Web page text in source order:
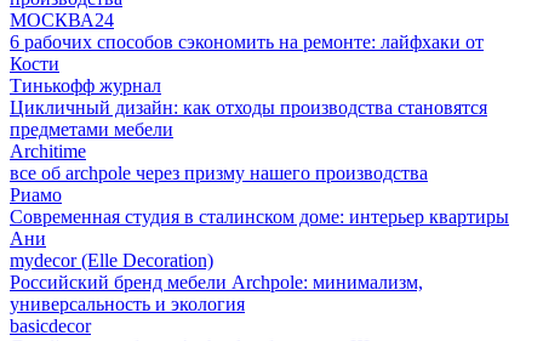
МОСКВА24
6 рабочих способов сэкономить на ремонте: лайфхаки от
Кости
Тинькофф журнал
Цикличный дизайн: как отходы производства становятся
предметами мебели
Architime
все об archpole через призму нашего производства
Риамо
Современная студия в сталинском доме: интерьер квартиры
Ани
mydecor (Elle Decoration)
Российский бренд мебели Archpole: минимализм,
универсальность и экология
basicdecor